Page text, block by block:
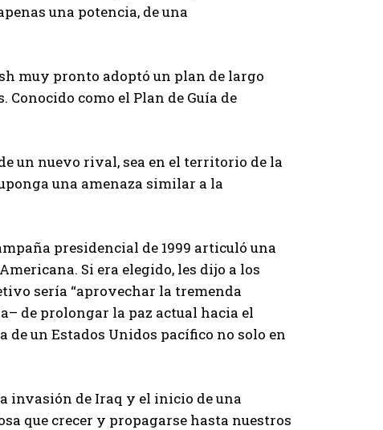
una potencia, de una
muy pronto adoptó un plan de largo
como el Plan de Guía de
un nuevo rival, sea en el territorio de la
una amenaza similar a la
presidencial de 1999 articuló una
Si era elegido, les dijo a los
sería “aprovechar la tremenda
de prolongar la paz actual hacia el
un Estados Unidos pacífico no solo en
invasión de Iraq y el inicio de una
que crecer y propagarse hasta nuestros